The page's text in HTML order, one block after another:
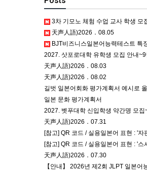
3차 기모노 체험 수업 교사 학생 모
天声人語)2026．08.05
BJT비즈니스일본어능력테스트 특
2027. 삿포로대학 유학생 모집 안내
天声人語)2026．08.03
天声人語)2026．08.02
길벗 일본어회화 평가계획서 예시로 올려주셨으
일본 문화 평가계획서
天声人語)2026．07.31
天声人語)2026．07.30